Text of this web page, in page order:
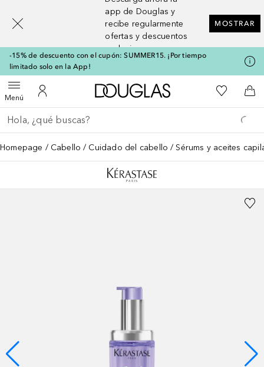
app de Douglas y
recibe regularmente
ofertas y descuentos
exclusivos
MOSTRAR
-15% de descuento con el cupón: SUMMER15. ¡Por tiempo
limitado solo en la App!
MenúAbrir menúMi cuenta
A Douglas HomeMi lista de
A
Regresar
Ejecutar búsqueda
Homepage Cabello Cuidado del cabello Sérums y aceites
[navigation.slideout.screenreader]